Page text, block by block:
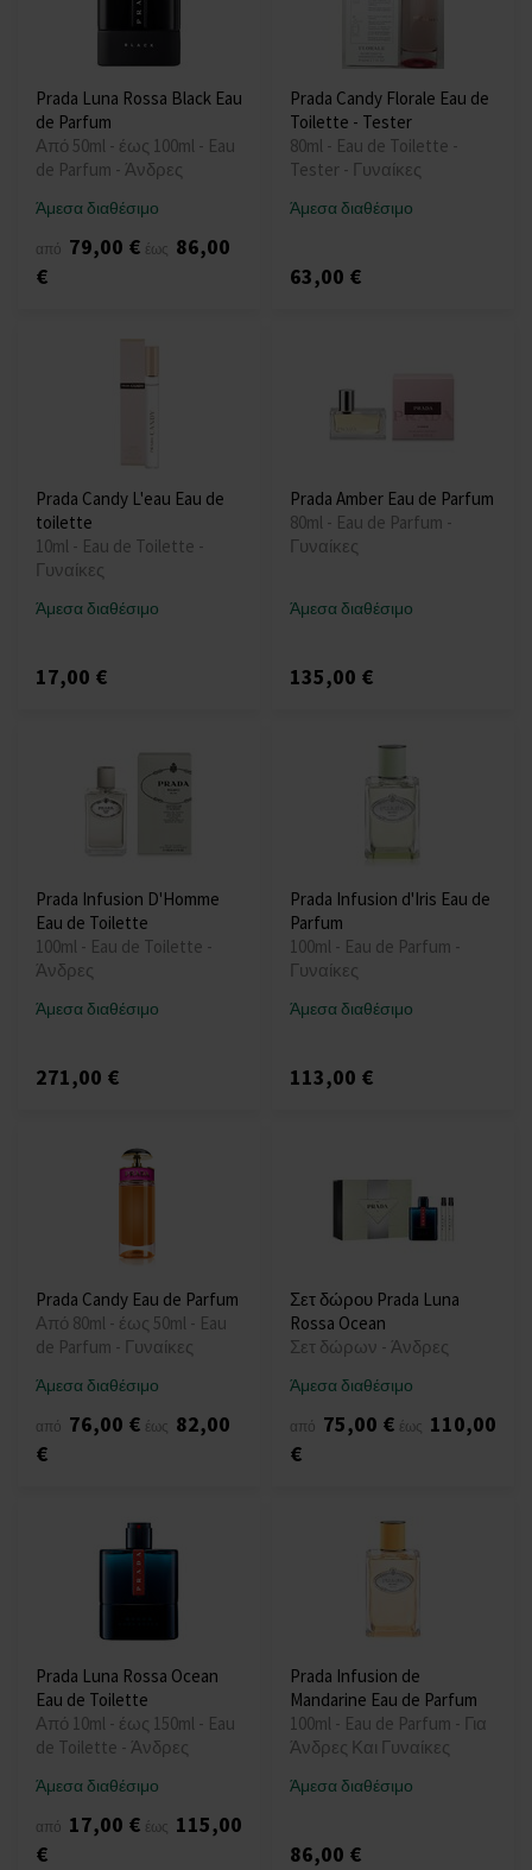
Prada Luna Rossa Black Eau
de Parfum
Από 50ml - έως 100ml - Eau
de Parfum - Άνδρες
Άμεσα διαθέσιμο
από 79,00 € έως 86,00
€
Prada Candy Florale Eau de
Toilette - Tester
80ml - Eau de Toilette -
Tester - Γυναίκες
Άμεσα διαθέσιμο
63,00 €
Prada Candy L'eau Eau de
toilette
10ml - Eau de Toilette -
Γυναίκες
Άμεσα διαθέσιμο
17,00 €
Prada Amber Eau de Parfum
80ml - Eau de Parfum -
Γυναίκες
Άμεσα διαθέσιμο
135,00 €
Prada Infusion D'Homme
Eau de Toilette
100ml - Eau de Toilette -
Άνδρες
Άμεσα διαθέσιμο
271,00 €
Prada Infusion d'Iris Eau de
Parfum
100ml - Eau de Parfum -
Γυναίκες
Άμεσα διαθέσιμο
113,00 €
Prada Candy Eau de Parfum
Από 80ml - έως 50ml - Eau
de Parfum - Γυναίκες
Άμεσα διαθέσιμο
από 76,00 € έως 82,00
€
Σετ δώρου Prada Luna
Rossa Ocean
Σετ δώρων - Άνδρες
Άμεσα διαθέσιμο
από 75,00 € έως 110,00
€
Prada Luna Rossa Ocean
Eau de Toilette
Από 10ml - έως 150ml - Eau
de Toilette - Άνδρες
Άμεσα διαθέσιμο
από 17,00 € έως 115,00
€
Prada Infusion de
Mandarine Eau de Parfum
100ml - Eau de Parfum - Για
Άνδρες Και Γυναίκες
Άμεσα διαθέσιμο
86,00 €